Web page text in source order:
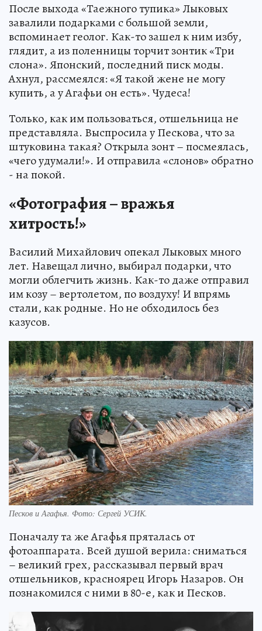
После выхода «Таежного тупика» Лыковых
завалили подарками с большой земли,
вспоминает геолог. Как-то зашел к ним избу,
глядит, а из поленницы торчит зонтик «Три
слона». Японский, последний писк моды.
Ахнул, рассмеялся: «Я такой жене не могу
купить, а у Агафьи он есть». Чудеса!
Только, как им пользоваться, отшельница не
представляла. Выспросила у Пескова, что за
штуковина такая? Открыла зонт – посмеялась,
«чего удумали!». И отправила «слонов» обратно
- на покой.
«Фотография – вражья
хитрость!»
Василий Михайлович опекал Лыковых много
лет. Навещал лично, выбирал подарки, что
могли облегчить жизнь. Как-то даже отправил
им козу – вертолетом, по воздуху! И впрямь
стали, как родные. Но не обходилось без
казусов.
Песков и Агафья. Фото: Сергей УСИК.
Поначалу та же Агафья пряталась от
фотоаппарата. Всей душой верила: сниматься
– великий грех, рассказывал первый врач
отшельников, красноярец Игорь Назаров. Он
познакомился с ними в 80-е, как и Песков.